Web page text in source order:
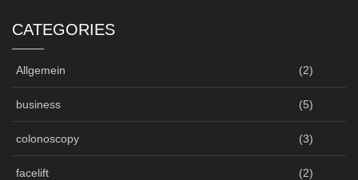
CATEGORIES
Allgemein (2)
business (5)
colonoscopy (3)
facelift (2)